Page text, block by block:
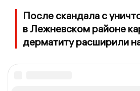
После скандала с
в Лежневском районе
дерматиту расширили